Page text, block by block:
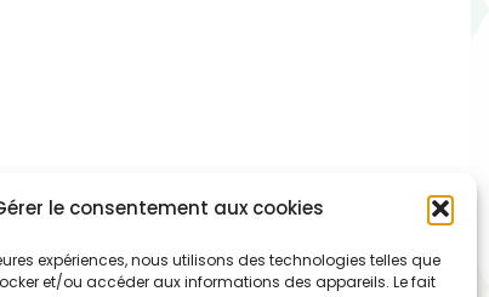
le consentement aux cookies
expériences, nous utilisons des technologies telles que
et/ou accéder aux informations des appareils. Le fait
003-009-005
de pompe péristaltique deux butées – PVC Tygon
R3603 – Ecart. 152 mm entre butées – Long. 455